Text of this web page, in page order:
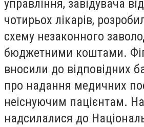
управління, завідувача
чотирьох лікарів,
схему незаконного
бюджетними коштами.
вносили до відповідних
про надання медичних
неіснуючим пацієнтам.
надсилалися до